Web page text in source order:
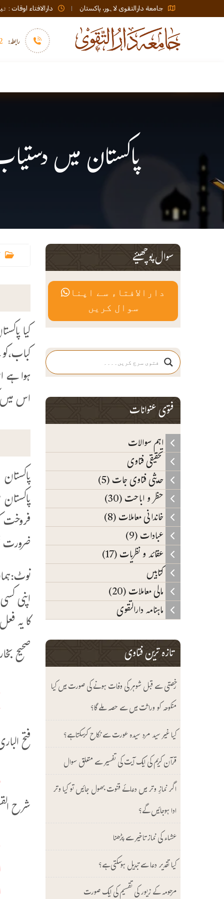
جامعة دارالتقوی لاہور، پاکستان دارالافتاء اوقات : ٹیلی فون صبح 08:00 تا عشاء /
رابطہ:
پاکستان میں
کیا
ہوا
اس
فروخت
کا یہ
صحیح بخاری
فتح الباری (9/
شرح
سوال پوچھیئے
دارالافتاء سے اپنا
سوال کریں
فتوی عنوانات
اہم سوالات
تحقیقی فتاوی
حدیثی فتاوی جات (5)
حظر و اباحت (30)
خاندانی معاملات (8)
عبادات (9)
عقائد و نظریات (17)
کتابیں
مالی معاملات (20)
ماہنامہ دارالتقوی
تازہ ترین فتاوی
رخصتی سے قبل شوہر کی وفات ہونے کی صورت میں کیا
منکوحہ کو وراثت میں سے حصہ ملے گا؟
کیا غیر سید مرد سیدہ عورت سے نکاح کرسکتا ہے؟
قرآن کریم کی ایک آیت کی تفسیر سے متعلق سوال
اگر نمازِ وتر میں دعائے قنوت بھول جائیں تو کیا وتر
ادا ہوجائیں گے؟
عشاء کی نماز تاخیر سے پڑھنا
کیا تقدیر دعا سے تبدیل ہوسکتی ہے؟
مرحومہ کے زیور کی تقسیم کی ایک صورت